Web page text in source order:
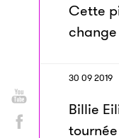
Cette
30 09 2019
Billie